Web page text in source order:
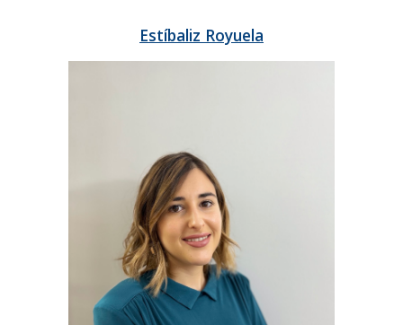
Estíbaliz Royuela